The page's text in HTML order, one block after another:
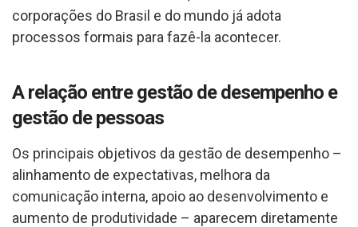
corporações do Brasil e do mundo já adota
processos formais para fazê-la acontecer.
A relação entre gestão de desempenho e
gestão de pessoas
Os principais objetivos da gestão de desempenho –
alinhamento de expectativas, melhora da
comunicação interna, apoio ao desenvolvimento e
aumento de produtividade – aparecem diretamente